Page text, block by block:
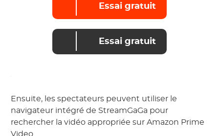
Essai gratuit
Essai gratuit
Ensuite, les spectateurs peuvent utiliser le
navigateur intégré de StreamGaGa pour
rechercher la vidéo appropriée sur Amazon Prime
Video.